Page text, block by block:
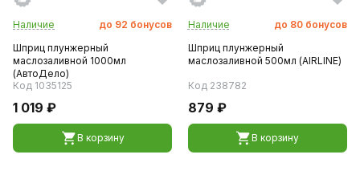
Наличие до 92 бонусов
Шприц плунжерный
маслозаливной 1000мл
(АвтоДело)
Код 1035125
1 019 ₽
В корзину
Наличие до 80 бонусов
Шприц плунжерный
маслозаливной 500мл (AIRLINE)
Код 238782
879 ₽
В корзину